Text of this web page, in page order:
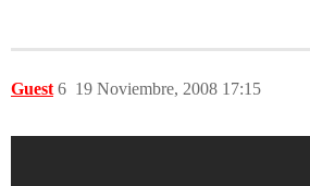
Guest 19 Noviembre, 2008 17:15
6